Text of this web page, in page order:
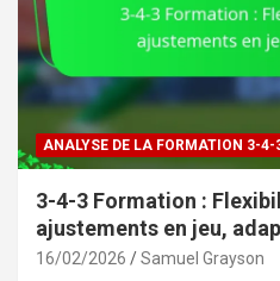
ANALYSE DE LA FORMATION 3-4-
3-4-3 Formation :
ajustements en jeu,
16/02/2026 Samuel Grayson